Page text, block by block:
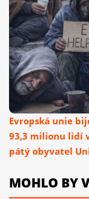
Evropská unie
93,3 milionu lidí
pátý obyvatel
MOHLO BY